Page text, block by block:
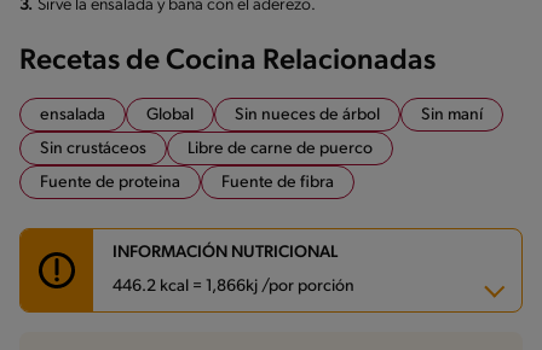
3. Sirve la ensalada y baña con el aderezo.
Recetas de Cocina Relacionadas
ensalada Global Sin nueces de árbol
Sin maní
Sin crustáceos
Libre de carne de puerco
Fuente de proteina
Fuente de fibra
INFORMACIÓN NUTRICIONAL
446.2 kcal = 1,866kj /por porción